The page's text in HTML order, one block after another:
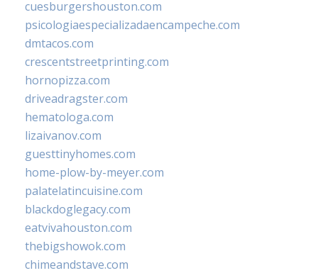
cuesburgershouston.com
psicologiaespecializadaencampeche.com
dmtacos.com
crescentstreetprinting.com
hornopizza.com
driveadragster.com
hematologa.com
lizaivanov.com
guesttinyhomes.com
home-plow-by-meyer.com
palatelatincuisine.com
blackdoglegacy.com
eatvivahouston.com
thebigshowok.com
chimeandstave.com